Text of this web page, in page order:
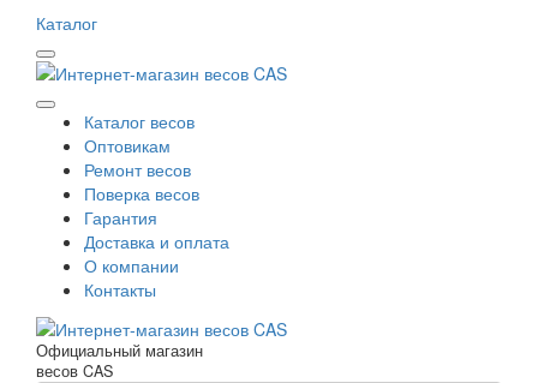
Каталог
Каталог весов
Оптовикам
Ремонт весов
Поверка весов
Гарантия
Доставка и оплата
О компании
Контакты
Официальный магазин
весов CAS